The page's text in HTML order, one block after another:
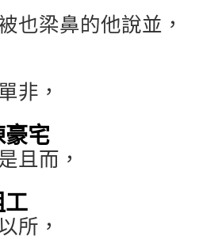
也梁鼻的他說並，
非，
宅
且而，
所，